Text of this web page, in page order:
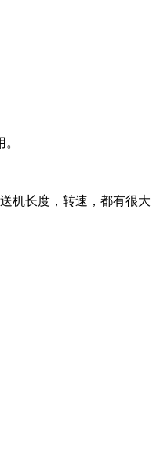
机长度，转速，都有很大